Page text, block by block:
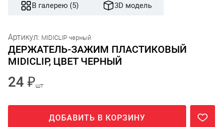
В галерею (5) 3D модель
Артикул: MIDICLIP черный
ДЕРЖАТЕЛЬ-ЗАЖИМ ПЛАСТИКОВЫЙ
MIDICLIP, ЦВЕТ ЧЕРНЫЙ
24 ₽шт
ДОБАВИТЬ В КОРЗИНУ